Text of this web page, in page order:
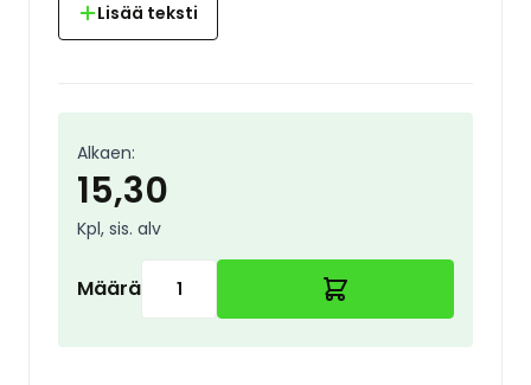
Lisää teksti
Alkaen:
15,30
Kpl, sis. alv
Määrä